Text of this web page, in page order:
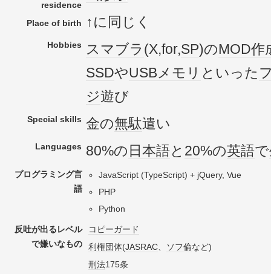
residence
Place of birth ↑に同じく
Hobbies スマブラ(X,for,SP)のMOD作
SSDやUSBメモリ といった
ジ遊び
Special skills 金の無駄遣い
Languages 80%の 日本語と 20%の英語で
プログラミング言
語
JavaScript (TypeScript) + jQuery, Vue
PHP
Python
反吐が出るレベル
で嫌いなもの
コピーガード
利権団体(JASRAC、 ソフ倫など)
刑法175条